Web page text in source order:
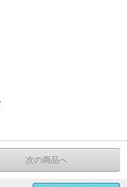
次の商品へ